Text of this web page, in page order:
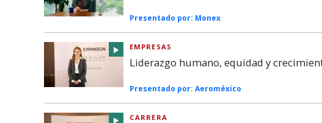
Presentado por: Monex
EMPRESAS
Liderazgo humano, equidad y
Presentado por: Aeroméxico
CARRERA